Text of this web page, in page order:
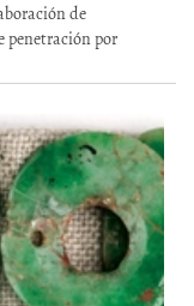
de
penetración por